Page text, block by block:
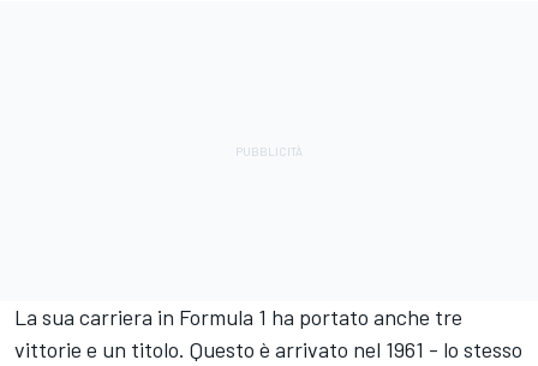
La sua carriera in Formula 1 ha portato anche tre
vittorie e un titolo. Questo è arrivato nel 1961 - lo stesso